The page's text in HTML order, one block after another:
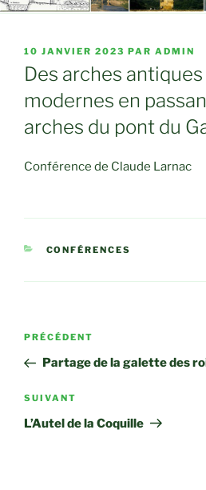
PUBLIÉ
LE
10 JANVIER 2023 PAR ADMIN
Des arches
modernes en
arches du pont du
Conférence de Claude Larnac
CATÉGORIES
CONFÉRENCES
Navigation
l’article
Article
précédent
PRÉCÉDENT
Partage de la galette des
Article
suivant
SUIVANT
L’Autel de la Coquille